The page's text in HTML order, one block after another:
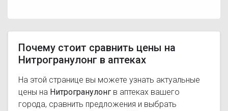
Почему стоит сравнить цены на
Нитрогранулонг в аптеках
На этой странице вы можете узнать актуальные
цены на Нитрогранулонг в аптеках вашего
города, сравнить предложения и выбрать